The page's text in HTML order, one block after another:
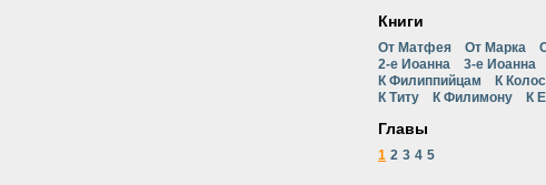
Книги
От Матфея От Марка
2-е Иоанна
3-е Иоанна
К Филиппийцам
К
К Титу
К Филимону К
Главы
1 2 3 4 5